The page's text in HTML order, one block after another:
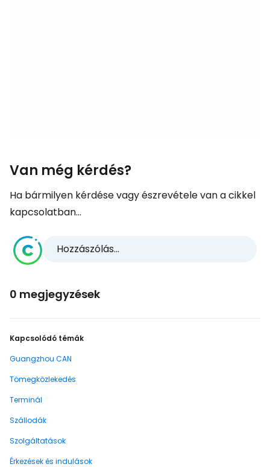
Van még kérdés?
Ha bármilyen kérdése vagy észrevétele van a cikkel
kapcsolatban...
Hozzászólás...
0 megjegyzések
Kapcsolódó témák
Guangzhou CAN
Tömegközlekedés
Terminál
Szállodák
Szolgáltatások
Érkezések és indulások